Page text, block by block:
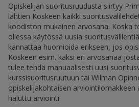
Opiskelijan suoritusruudusta siirtyy
lähtien Koskeen kaikki
koodiston mukainen arvosana. Koska
ollessa käytössä uusia
kannattaa huomioida erikseen, jos
Koskeen esim. kaksi eri arvosanaa
tulee tehdä manuaalisesti uusi
kurssisuoritusruutuun tai Wilman
opiskelijakohtaisen arviointilomakkeen
haluttu arviointi.